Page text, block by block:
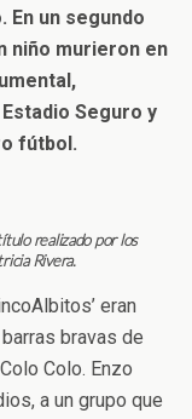
un segundo
niño murieron en
Seguro y
fútbol.
realizado por los
Rivera.
eran
bravas de
Colo. Enzo
a un grupo que